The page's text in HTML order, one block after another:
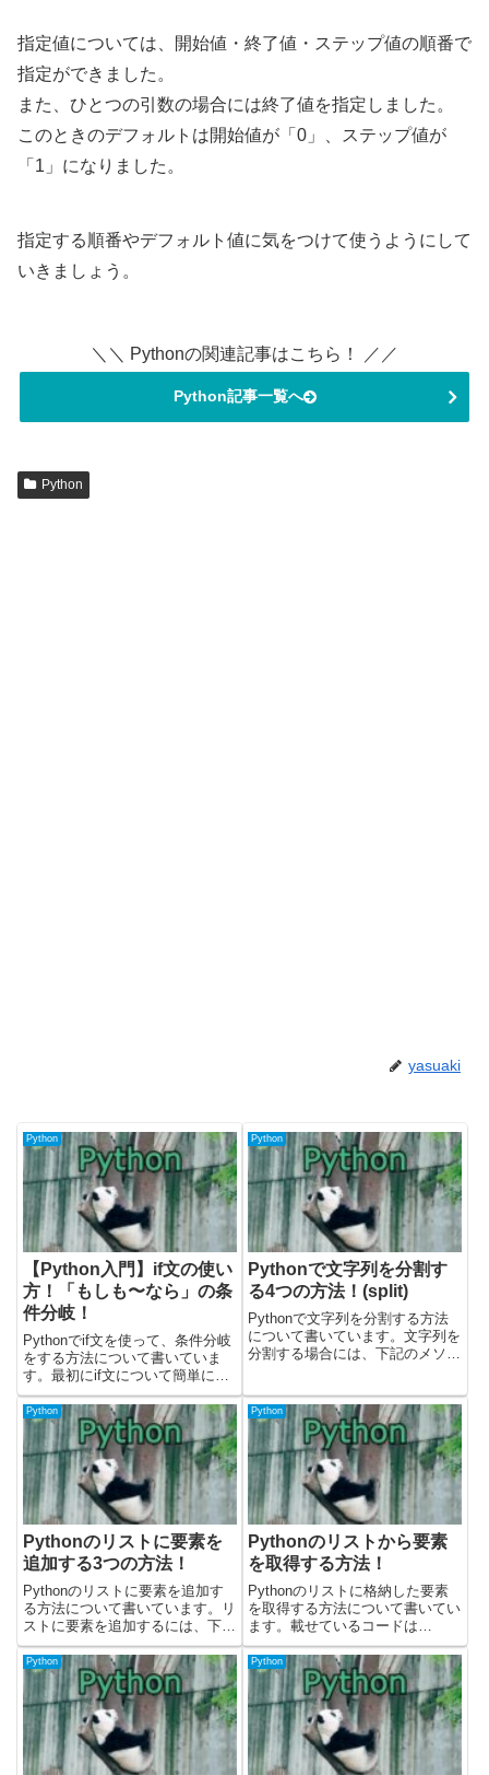
指定値については、開始値・終了値・ステップ値の順番で
指定ができました。
また、ひとつの引数の場合には終了値を指定しました。
このときのデフォルトは開始値が「0」、ステップ値が
「1」になりました。
指定する順番やデフォルト値に気をつけて使うようにして
いきましょう。
＼＼ Pythonの関連記事はこちら！ ／／
Python記事一覧へ
Python
yasuaki
Python
【Python入門】if文の使い
方！「もしも〜なら」の条
件分岐！
Pythonでif文を使って、条件分岐
をする方法について書いていま
す。最初にif文について簡単に解
説して、その後にelse文・elif文
について解説しています。ifと一
緒に使用するelifやelseについて
も一緒に解説しました。載せてい
るコ...
Python
Pythonで文字列を分割す
る4つの方法！(split)
Pythonで文字列を分割する方法
について書いています。文字列を
分割する場合には、下記のメソッ
splitlinesメソッド・re.splitメソッ
ドサンプルコードはPytho...
Python
Pythonのリストに要素を
追加する3つの方法！
Pythonのリストに要素を追加す
る方法について書いています。リ
ストに要素を追加するには、下記
のメソッドを使います。・
appendメソッド・insertメソッ
ド・extendメソッド載せているコ
ードはPythonのバージョン3.10.5
で確...
Python
Pythonのリストから要素
を取得する方法！
Pythonのリストに格納した要素
を取得する方法について書いてい
ます。載せているコードは
Pythonのバージョン3.10.5で確認
しました。要素番号(インデック
ス）を指定して取得するリストの
要素番号(インデックス）を指定
することで、リストの...
Python Python